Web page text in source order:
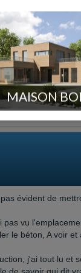
des photos.
évident de
pas vu
le béton, A voir et
j'ai tout lu et
MAISON